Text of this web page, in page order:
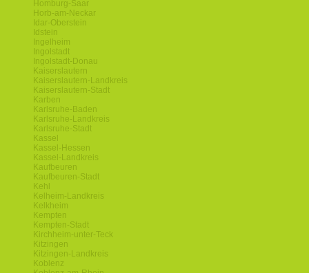
Homburg-Saar
Horb-am-Neckar
Idar-Oberstein
Idstein
Ingelheim
Ingolstadt
Ingolstadt-Donau
Kaiserslautern
Kaiserslautern-Landkreis
Kaiserslautern-Stadt
Karben
Karlsruhe-Baden
Karlsruhe-Landkreis
Karlsruhe-Stadt
Kassel
Kassel-Hessen
Kassel-Landkreis
Kaufbeuren
Kaufbeuren-Stadt
Kehl
Kelheim-Landkreis
Kelkheim
Kempten
Kempten-Stadt
Kirchheim-unter-Teck
Kitzingen
Kitzingen-Landkreis
Koblenz